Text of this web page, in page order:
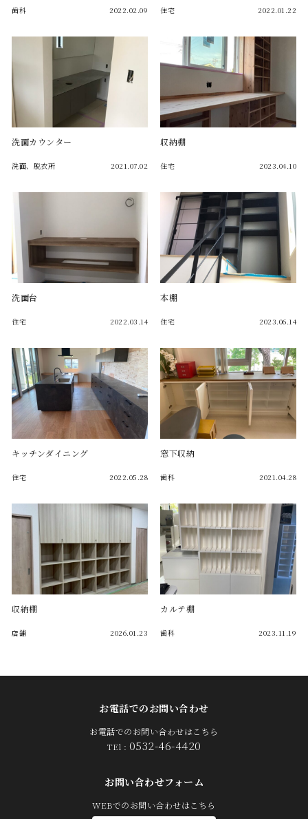
歯科 2022.02.09 住宅 2022.01.22
洗面カウンター
洗面、脱衣所 2021.07.02
収納棚
住宅 2023.04.10
洗面台
住宅 2022.03.14
本棚
住宅 2023.06.14
キッチンダイニング
住宅 2022.05.28
窓下収納
歯科 2021.04.28
収納棚
店舗 2026.01.23
カルテ棚
歯科 2023.11.19
お電話でのお問い合わせ
お電話でのお問い合わせはこちら
TEl : 0532-46-4420
お問い合わせフォーム
WEBでのお問い合わせはこちら